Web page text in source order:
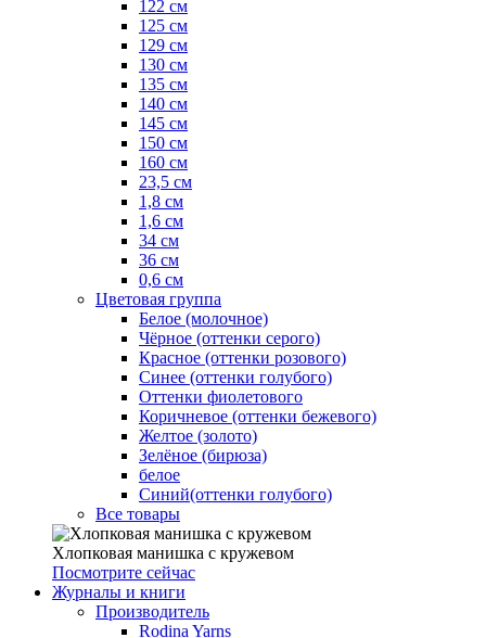
122 см
125 см
129 см
130 см
135 см
140 см
145 см
150 см
160 см
23,5 см
1,8 см
1,6 см
34 см
36 см
0,6 см
Цветовая группа
Белое (молочное)
Чёрное (оттенки серого)
Красное (оттенки розового)
Синее (оттенки голубого)
Оттенки фиолетового
Коричневое (оттенки бежевого)
Желтое (золото)
Зелёное (бирюза)
белое
Синий(оттенки голубого)
Все товары
Хлопковая манишка с кружевом
Посмотрите сейчас
Журналы и книги
Производитель
Rodina Yarns